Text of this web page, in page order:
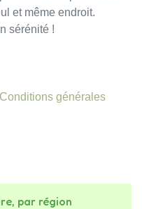
et même endroit.
sérénité !
Conditions générales
par région